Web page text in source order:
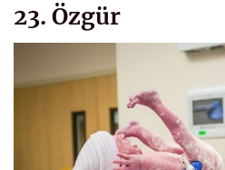
23. Özgür